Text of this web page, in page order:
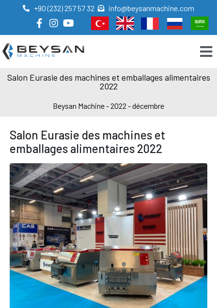
+90 (232) 257 57 32 info@beysanmachine.com
Salon Eurasie des machines et emballages alimentaires
2022
Beysan Machine-2022 -décembre
Salon Eurasie des machines et
emballages alimentaires 2022